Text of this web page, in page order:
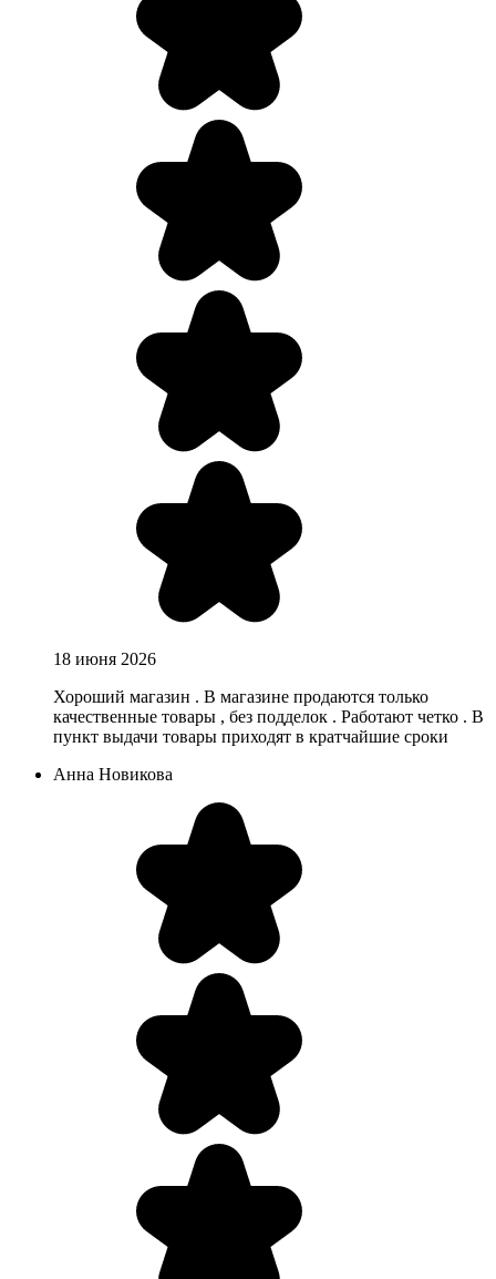
18 июня 2026
Хороший магазин . В магазине продаются только
качественные товары , без подделок . Работают четко . В
пункт выдачи товары приходят в кратчайшие сроки
Анна Новикова